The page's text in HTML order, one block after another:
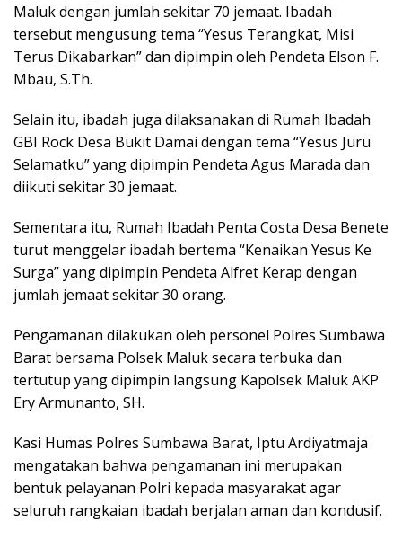
Maluk dengan jumlah sekitar 70 jemaat. Ibadah
tersebut mengusung tema “Yesus Terangkat, Misi
Terus Dikabarkan” dan dipimpin oleh Pendeta Elson F.
Mbau, S.Th.
Selain itu, ibadah juga dilaksanakan di Rumah Ibadah
GBI Rock Desa Bukit Damai dengan tema “Yesus Juru
Selamatku” yang dipimpin Pendeta Agus Marada dan
diikuti sekitar 30 jemaat.
Sementara itu, Rumah Ibadah Penta Costa Desa Benete
turut menggelar ibadah bertema “Kenaikan Yesus Ke
Surga” yang dipimpin Pendeta Alfret Kerap dengan
jumlah jemaat sekitar 30 orang.
Pengamanan dilakukan oleh personel Polres Sumbawa
Barat bersama Polsek Maluk secara terbuka dan
tertutup yang dipimpin langsung Kapolsek Maluk AKP
Ery Armunanto, SH.
Kasi Humas Polres Sumbawa Barat, Iptu Ardiyatmaja
mengatakan bahwa pengamanan ini merupakan
bentuk pelayanan Polri kepada masyarakat agar
seluruh rangkaian ibadah berjalan aman dan kondusif.